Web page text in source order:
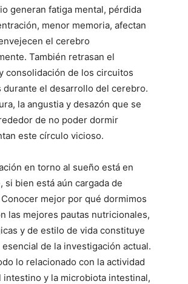
generan fatiga mental, pérdida
menor memoria, afectan
el cerebro
También retrasan el
consolidación de los circuitos
durante el desarrollo del cerebro.
la angustia y desazón que se
de no poder dormir
este círculo vicioso.
en torno al sueño está en
si bien está aún cargada de
mejor por qué dormimos
las mejores pautas nutricionales,
y de estilo de vida constituye
de la investigación actual.
lo relacionado con la actividad
intestino y la microbiota intestinal,